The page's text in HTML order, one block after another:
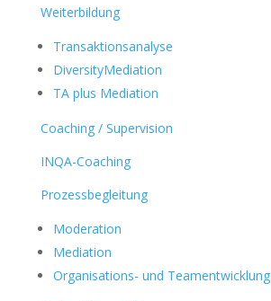
Weiterbildung
Transaktionsanalyse
DiversityMediation
TA plus Mediation
Coaching / Supervision
INQA-Coaching
Prozessbegleitung
Moderation
Mediation
Organisations- und Teamentwicklung